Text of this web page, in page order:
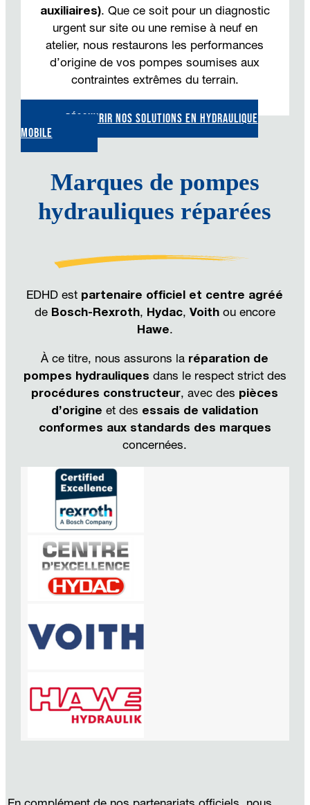
auxiliaires). Que ce soit pour un diagnostic
urgent sur site ou une remise à neuf en
atelier, nous restaurons les performances
d’origine de vos pompes soumises aux
contraintes extrêmes du terrain.
DÉCOUVRIR NOS SOLUTIONS EN HYDRAULIQUE
MOBILE
Marques de pompes
hydrauliques réparées
EDHD est partenaire officiel et centre agréé
de Bosch-Rexroth, Hydac, Voithou encore
Hawe.
À ce titre, nous assurons la réparation de
pompes hydrauliques dans le respect strict des
procédures constructeur, avec des pièces
d’origine et des essais de validation
conformes aux standards des marques
concernées.